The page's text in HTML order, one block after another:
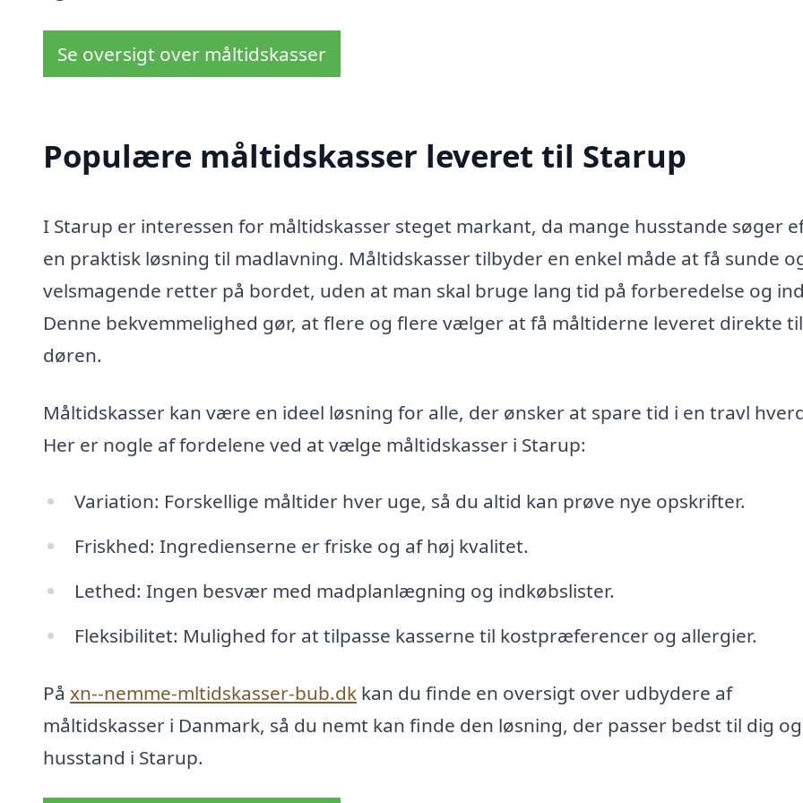
Se oversigt over måltidskasser
Populære måltidskasser leveret til Starup
I Starup er interessen for måltidskasser steget markant, da mange husstande søger
en praktisk løsning til madlavning. Måltidskasser tilbyder en enkel måde at få sunde
velsmagende retter på bordet, uden at man skal bruge lang tid på forberedelse og
Denne bekvemmelighed gør, at flere og flere vælger at få måltiderne leveret direkte til
døren.
Måltidskasser kan være en ideel løsning for alle, der ønsker at spare tid i en travl
Her er nogle af fordelene ved at vælge måltidskasser i Starup:
Variation: Forskellige måltider hver uge, så du altid kan prøve nye opskrifter.
Friskhed: Ingredienserne er friske og af høj kvalitet.
Lethed: Ingen besvær med madplanlægning og indkøbslister.
Fleksibilitet: Mulighed for at tilpasse kasserne til kostpræferencer og allergier.
På xn--nemme-mltidskasser-bub.dk kan du finde en oversigt over udbydere af
måltidskasser i Danmark, så du nemt kan finde den løsning, der passer bedst til dig
husstand i Starup.